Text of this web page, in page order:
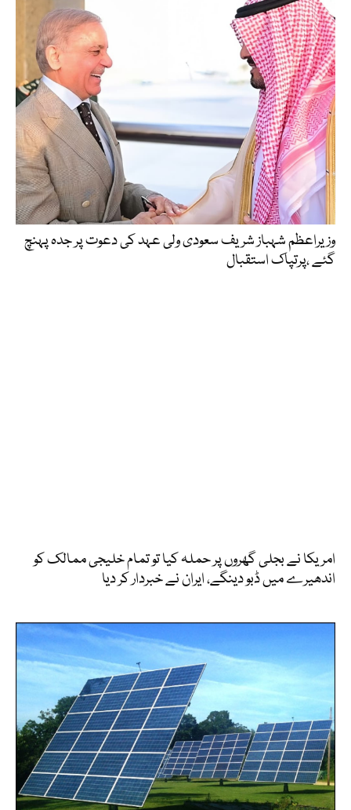
وزیراعظم شہباز شریف سعودی ولی عہد کی دعوت پر جدہ پہنچ
گئے ،پرتپاک استقبال
امریکا نے بجلی گھروں پر حملہ کیا تو تمام خلیجی ممالک کو
اندھیرے میں ڈبو دینگے، ایران نے خبردار کر دیا